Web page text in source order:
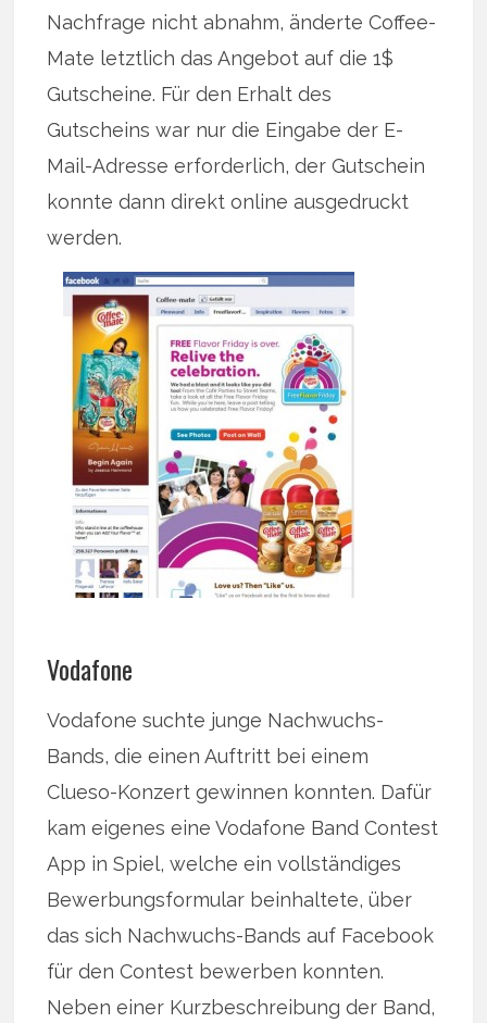
Nachfrage nicht abnahm, änderte Coffee-
Mate letztlich das Angebot auf die 1$
Gutscheine. Für den Erhalt des
Gutscheins war nur die Eingabe der E-
Mail-Adresse erforderlich, der Gutschein
konnte dann direkt online ausgedruckt
werden.
Vodafone
Vodafone suchte junge Nachwuchs-
Bands, die einen Auftritt bei einem
Clueso-Konzert gewinnen konnten. Dafür
kam eigenes eine Vodafone Band Contest
App in Spiel, welche ein vollständiges
Bewerbungsformular beinhaltete, über
das sich Nachwuchs-Bands auf Facebook
für den Contest bewerben konnten.
Neben einer Kurzbeschreibung der Band,